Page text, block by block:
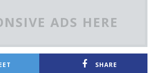
ADS HERE
SHARE